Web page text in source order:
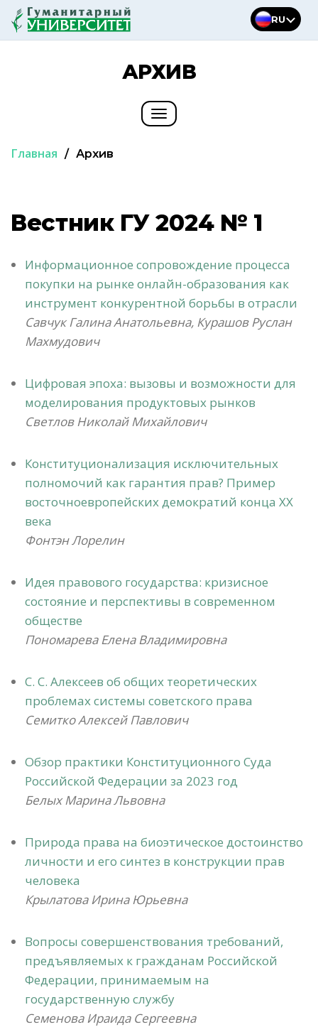
Перейти
RU
АРХИВ
Toggle
Главная / Архив
Вестник ГУ 2024 № 1
Информационное сопровождение процесса
покупки на рынке онлайн-образования как
инструмент конкурентной борьбы в отрасли
Савчук Галина Анатольевна, Курашов Руслан
Махмудович
Цифровая эпоха: вызовы и возможности для
моделирования продуктовых рынков
Светлов Николай Михайлович
Конституционализация исключительных
полномочий как гарантия прав? Пример
восточноевропейских демократий конца ХХ
века
Фонтэн Лорелин
Идея правового государства: кризисное
состояние и перспективы в современном
обществе
Пономарева Елена Владимировна
С. С. Алексеев об общих теоретических
проблемах системы советского права
Семитко Алексей Павлович
Обзор практики Конституционного Суда
Российской Федерации за 2023 год
Белых Марина Львовна
Природа права на биоэтическое достоинство
личности и его синтез в конструкции прав
человека
Крылатова Ирина Юрьевна
Вопросы совершенствования требований,
предъявляемых к гражданам Российской
Федерации, принимаемым на
государственную службу
Семенова Ираида Сергеевна